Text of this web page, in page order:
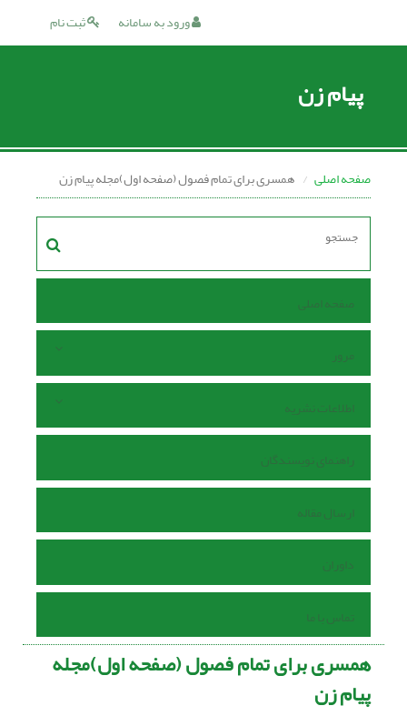
ثبت نام ورود به سامانه
پیام زن
صفحه اصلی همسری برای تمام فصول (صفحه اول)مجله پیام زن
صفحه اصلی
مرور
اطلاعات نشریه
راهنمای نویسندگان
ارسال مقاله
داوران
تماس با ما
همسری برای تمام فصول (صفحه اول)مجله
پیام زن